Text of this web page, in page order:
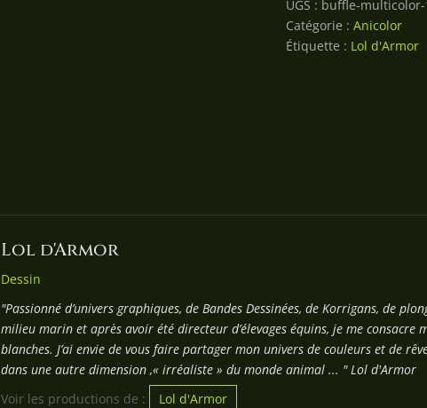
UGS : buffle-multicolor-
Catégorie :Anicolor
Étiquette : Lol d'Armor
Lol d'Armor
Dessin
"Passionné d’univers graphiques, de Bandes Dessinées, de Korrigans, de
milieu marin et après avoir été directeur d’élevages équins, je me
blanches. J’ai envie de vous faire partager mon univers de couleurs et de
dans une autre dimension ,« irréaliste » du monde animal ... " Lol d'Armor
Voir les productions de :
Lol d'Armor